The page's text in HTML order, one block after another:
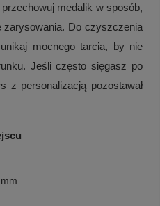
medalik w sposób,
zarysowania. Do czyszczenia
mocnego tarcia, by nie
Jeśli często sięgasz po
z personalizacją pozostawał